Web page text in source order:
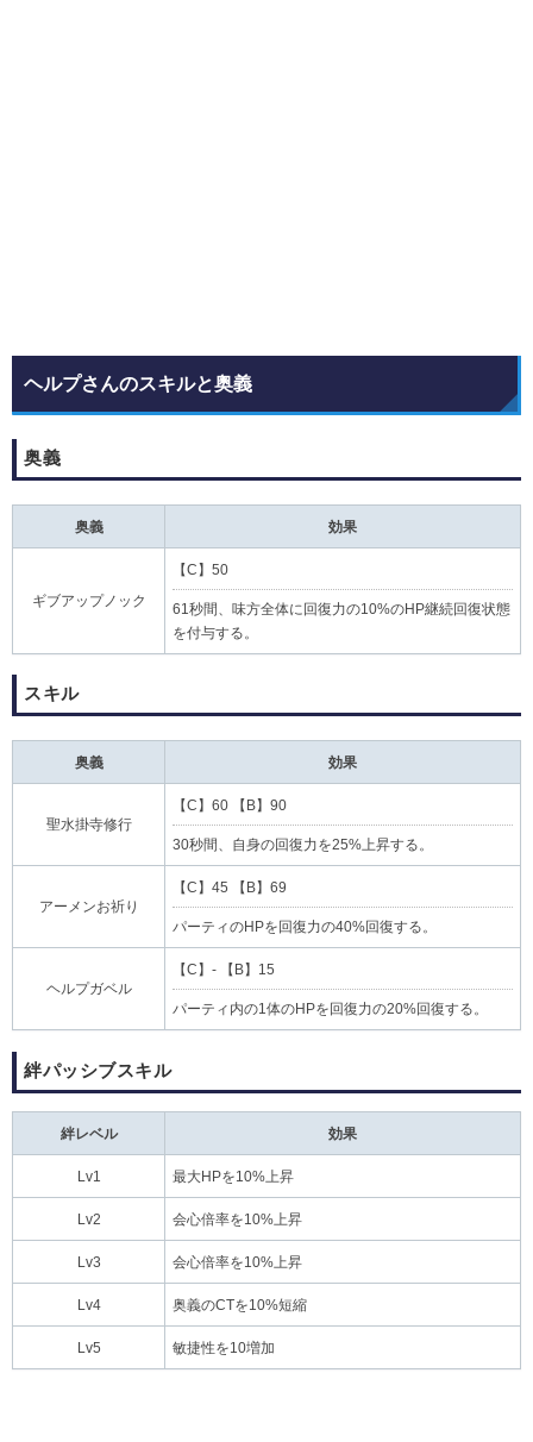
ヘルプさんのスキルと奥義
奥義
奥義 効果
ギブアップノック
【C】50
61秒間、味方全体に回復力の10%のHP継続回復状態
を付与する。
スキル
奥義 効果
聖水掛寺修行
【C】60 【B】90
30秒間、自身の回復力を25%上昇する。
アーメンお祈り
【C】45 【B】69
パーティのHPを回復力の40%回復する。
ヘルプガベル
【C】- 【B】15
パーティ内の1体のHPを回復力の20%回復する。
絆パッシブスキル
絆レベル 効果
Lv1 最大HPを10%上昇
Lv2 会心倍率を10%上昇
Lv3 会心倍率を10%上昇
Lv4 奥義のCTを10%短縮
Lv5 敏捷性を10増加